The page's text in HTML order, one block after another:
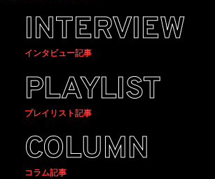
INTERVIEW
インタビュー記事
PLAYLIST
プレイリスト記事
COLUMN
コラム記事